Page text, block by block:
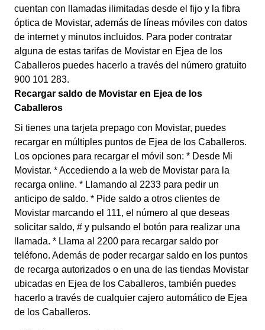
cuentan con llamadas ilimitadas desde el fijo y la fibra
óptica de Movistar, además de líneas móviles con datos
de internet y minutos incluidos. Para poder contratar
alguna de estas tarifas de Movistar en Ejea de los
Caballeros puedes hacerlo a través del número gratuito
900 101 283.
Recargar saldo de Movistar en Ejea de los
Caballeros
Si tienes una tarjeta prepago con Movistar, puedes
recargar en múltiples puntos de Ejea de los Caballeros.
Los opciones para recargar el móvil son: * Desde Mi
Movistar. * Accediendo a la web de Movistar para la
recarga online. * Llamando al 2233 para pedir un
anticipo de saldo. * Pide saldo a otros clientes de
Movistar marcando el 111, el número al que deseas
solicitar saldo, # y pulsando el botón para realizar una
llamada. * Llama al 2200 para recargar saldo por
teléfono. Además de poder recargar saldo en los puntos
de recarga autorizados o en una de las tiendas Movistar
ubicadas en Ejea de los Caballeros, también puedes
hacerlo a través de cualquier cajero automático de Ejea
de los Caballeros.